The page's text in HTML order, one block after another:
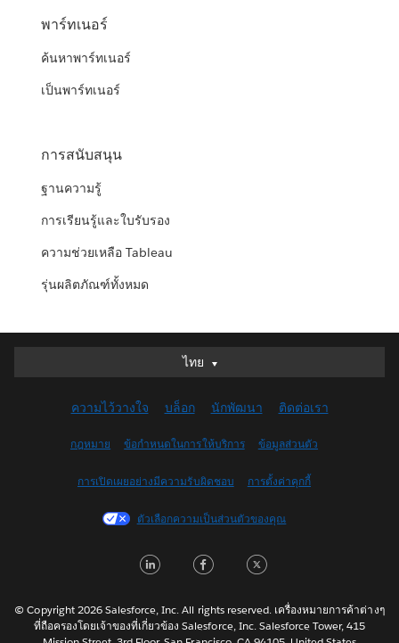
พาร์ทเนอร์
ค้นหาพาร์ทเนอร์
เป็นพาร์ทเนอร์
การสนับสนุน
ฐานความรู้
การเรียนรู้และใบรับรอง
ความช่วยเหลือ Tableau
รุ่นผลิตภัณฑ์ทั้งหมด
ไทย
ไทย
English (UK)
English (US)
Français (Canada)
Français (France)
日本語
Nederlands
Português
ความไว้วางใจ บล็อก นักพัฒนา ติดต่อเรา
กฎหมาย ข้อกำหนดในการให้บริการ ข้อมูลส่วนตัว
การเปิดเผยอย่างมีความรับผิดชอบ การตั้งค่าคุกกี้
ตัวเลือกความเป็นส่วนตัวของคุณ
LinkedInFacebook
© Copyright 2026 Salesforce, Inc. All rights reserved. เครื่องหมายการค้าต่างๆ
ที่ถือครองโดยเจ้าของที่เกี่ยวข้อง Salesforce, Inc. Salesforce Tower, 415